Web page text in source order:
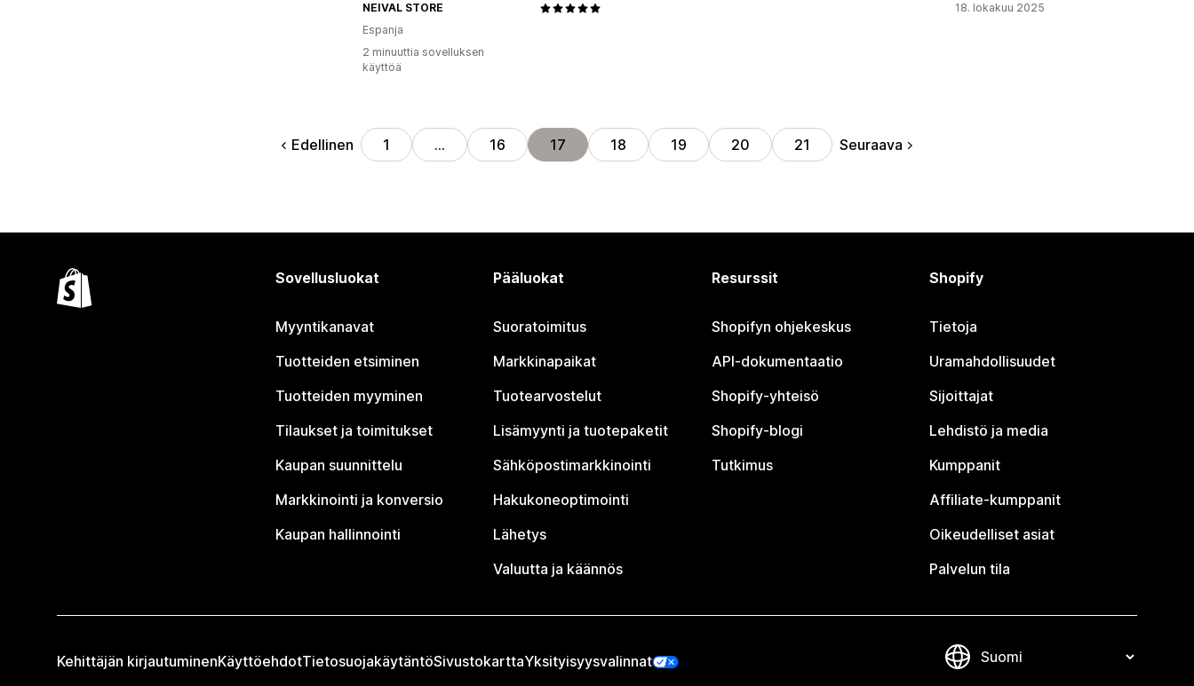
18. lokakuu 2025
NEIVAL STORE
Espanja
2 minuuttia sovelluksen
käyttöä
Edellinen 1 … 16 17 18 19 20 21 Seuraava
Sovellusluokat
Myyntikanavat
Tuotteiden etsiminen
Tuotteiden myyminen
Tilaukset ja toimitukset
Kaupan suunnittelu
Markkinointi ja konversio
Kaupan hallinnointi
Pääluokat
Suoratoimitus
Markkinapaikat
Tuotearvostelut
Lisämyynti ja tuotepaketit
Sähköpostimarkkinointi
Hakukoneoptimointi
Lähetys
Valuutta ja käännös
Resurssit
Shopifyn ohjekeskus
API-dokumentaatio
Shopify-yhteisö
Shopify-blogi
Tutkimus
Shopify
Tietoja
Uramahdollisuudet
Sijoittajat
Lehdistö ja media
Kumppanit
Affiliate-kumppanit
Oikeudelliset asiat
Palvelun tila
Kehittäjän kirjautuminenKäyttöehdotTietosuojakäytäntöSivustokarttaYksityisyysvalinnat